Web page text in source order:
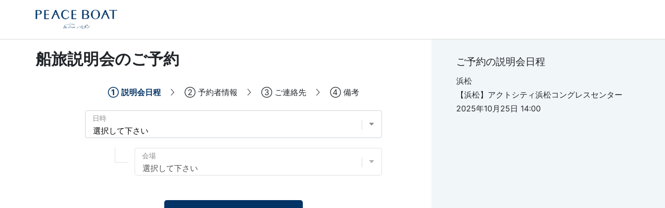
船旅説明会のご予約 ご予約の説明会日程
浜松
【浜松】アクトシティ浜松コングレスセンター
2025年10月25日 14:00
① 説明会日程 ② 予約者情報 ③ ご連絡先 ④ 備考
日時
会場